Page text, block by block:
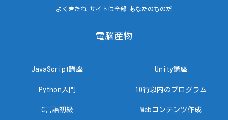
よくきたね サイトは全部 あなたのものだ
電脳産物
JavaScript講座 Unity講座
Python入門 10行以内のプログラム
C言語初級 Webコンテンツ作成